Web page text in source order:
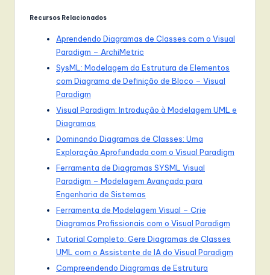
Recursos Relacionados
Aprendendo Diagramas de Classes com o Visual
Paradigm – ArchiMetric
SysML: Modelagem da Estrutura de Elementos
com Diagrama de Definição de Bloco – Visual
Paradigm
Visual Paradigm: Introdução à Modelagem UML e
Diagramas
Dominando Diagramas de Classes: Uma
Exploração Aprofundada com o Visual Paradigm
Ferramenta de Diagramas SYSML Visual
Paradigm – Modelagem Avançada para
Engenharia de Sistemas
Ferramenta de Modelagem Visual – Crie
Diagramas Profissionais com o Visual Paradigm
Tutorial Completo: Gere Diagramas de Classes
UML com o Assistente de IA do Visual Paradigm
Compreendendo Diagramas de Estrutura